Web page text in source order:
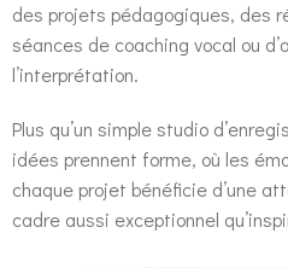
des projets pédagogiques, des
séances de coaching vocal ou
l’interprétation.
Plus qu’un simple studio
idées prennent forme, où les
chaque projet bénéficie d’une
cadre aussi exceptionnel